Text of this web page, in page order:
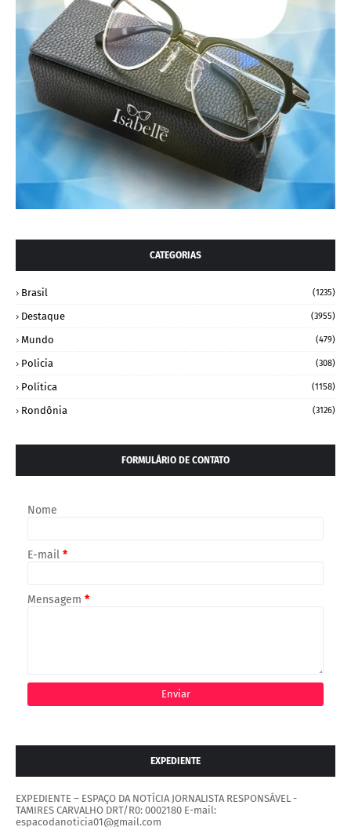
CATEGORIAS
Brasil (1235)
Destaque (3955)
Mundo (479)
Policia (308)
Política (1158)
Rondônia (3126)
FORMULÁRIO DE CONTATO
Nome
E-mail *
Mensagem *
EXPEDIENTE
EXPEDIENTE – ESPAÇO DA NOTÍCIA JORNALISTA RESPONSÁVEL -
TAMIRES CARVALHO DRT/R0: 0002180 E-mail:
espacodanoticia01@gmail.com